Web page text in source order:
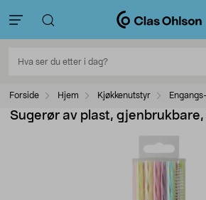
Forside Hjem Kjøkkenutstyr
Sugerør av plast,